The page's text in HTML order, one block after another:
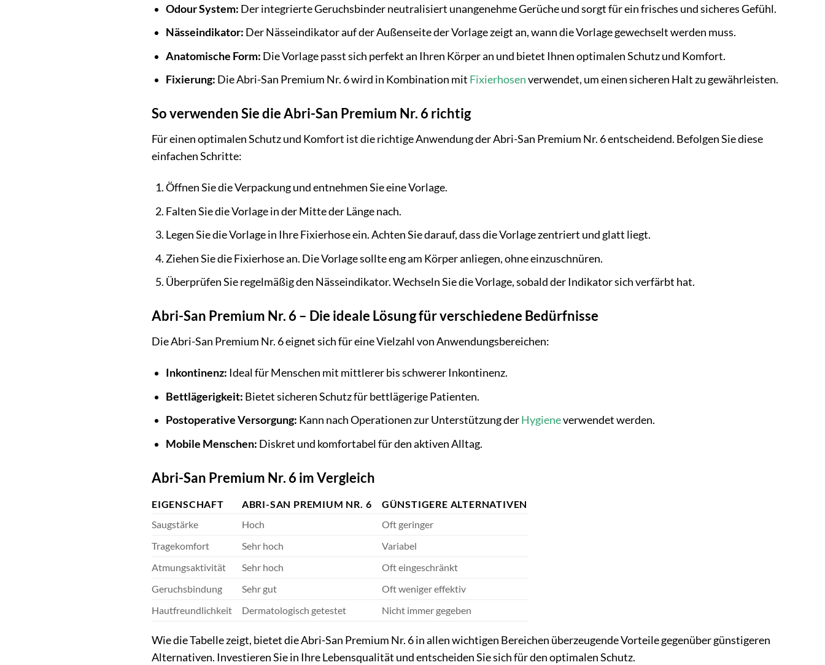
Odour System: Der integrierte Geruchsbinder neutralisiert unangenehme Gerüche und sorgt für ein frisches und sicheres Gefühl.
Nässeindikator: Der Nässeindikator auf der Außenseite der Vorlage zeigt an, wann die Vorlage gewechselt werden muss.
Anatomische Form: Die Vorlage passt sich perfekt an Ihren Körper an und bietet Ihnen optimalen Schutz und Komfort.
Fixierung: Die Abri-San Premium Nr. 6 wird in Kombination mit Fixierhosenverwendet, um einen sicheren Halt zu gewährleisten.
So verwenden Sie die Abri-San Premium Nr. 6 richtig
Für einen optimalen Schutz und Komfort ist die richtige Anwendung der Abri-San Premium Nr. 6 entscheidend. Befolgen Sie diese
einfachen Schritte:
Öffnen Sie die Verpackung und entnehmen Sie eine Vorlage.
Falten Sie die Vorlage in der Mitte der Länge nach.
Legen Sie die Vorlage in Ihre Fixierhose ein. Achten Sie darauf, dass die Vorlage zentriert und glatt liegt.
Ziehen Sie die Fixierhose an. Die Vorlage sollte eng am Körper anliegen, ohne einzuschnüren.
Überprüfen Sie regelmäßig den Nässeindikator. Wechseln Sie die Vorlage, sobald der Indikator sich verfärbt hat.
Abri-San Premium Nr. 6 – Die ideale Lösung für verschiedene Bedürfnisse
Die Abri-San Premium Nr. 6 eignet sich für eine Vielzahl von Anwendungsbereichen:
Inkontinenz: Ideal für Menschen mit mittlerer bis schwerer Inkontinenz.
Bettlägerigkeit: Bietet sicheren Schutz für bettlägerige Patienten.
Postoperative Versorgung: Kann nach Operationen zur Unterstützung derHygieneverwendet werden.
Mobile Menschen: Diskret und komfortabel für den aktiven Alltag.
Abri-San Premium Nr. 6 im Vergleich
EIGENSCHAFT ABRI-SAN PREMIUM NR. 6
GÜNSTIGERE ALTERNATIVEN
Saugstärke
Hoch
Oft geringer
Tragekomfort
Sehr hoch
Variabel
Atmungsaktivität
Sehr hoch
Oft eingeschränkt
Geruchsbindung
Sehr gut
Oft weniger effektiv
Hautfreundlichkeit
Dermatologisch getestet Nicht immer gegeben
Wie die Tabelle zeigt, bietet die Abri-San Premium Nr. 6 in allen wichtigen Bereichen überzeugende Vorteile gegenüber günstigeren
Alternativen. Investieren Sie in Ihre Lebensqualität und entscheiden Sie sich für den optimalen Schutz.